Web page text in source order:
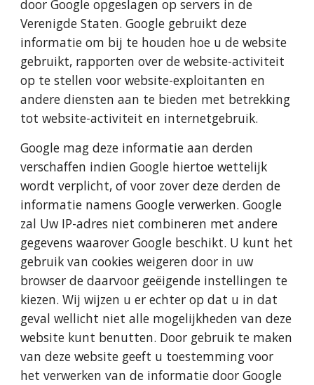
door Google opgeslagen op servers in de
Verenigde Staten. Google gebruikt deze
informatie om bij te houden hoe u de website
gebruikt, rapporten over de website-activiteit
op te stellen voor website-exploitanten en
andere diensten aan te bieden met betrekking
tot website-activiteit en internetgebruik.
Google mag deze informatie aan derden
verschaffen indien Google hiertoe wettelijk
wordt verplicht, of voor zover deze derden de
informatie namens Google verwerken. Google
zal Uw IP-adres niet combineren met andere
gegevens waarover Google beschikt. U kunt het
gebruik van cookies weigeren door in uw
browser de daarvoor geëigende instellingen te
kiezen. Wij wijzen u er echter op dat u in dat
geval wellicht niet alle mogelijkheden van deze
website kunt benutten. Door gebruik te maken
van deze website geeft u toestemming voor
het verwerken van de informatie door Google